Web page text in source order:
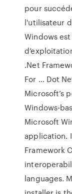
pour
l'utilisateur
Windows
.Net
For … Dot
Microsoft’s
Windows-
Microsoft
application.
Framework
languages.